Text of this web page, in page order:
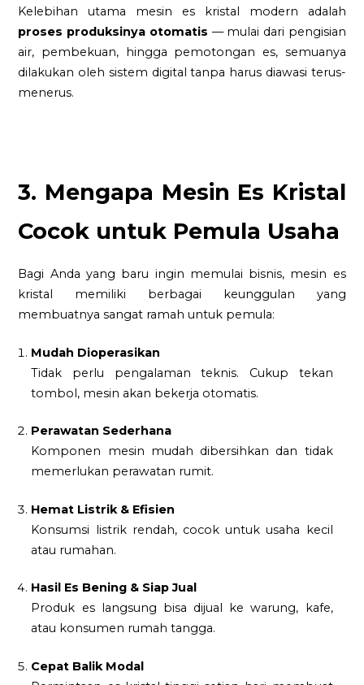
Kelebihan utama mesin es kristal modern adalah
proses produksinya otomatis — mulai dari pengisian
air, pembekuan, hingga pemotongan es, semuanya
dilakukan oleh sistem digital tanpa harus diawasi terus-
menerus.
3. Mengapa Mesin Es Kristal
Cocok untuk Pemula Usaha
Bagi Anda yang baru ingin memulai bisnis, mesin es
kristal memiliki berbagai keunggulan yang
membuatnya sangat ramah untuk pemula:
Mudah Dioperasikan
Tidak perlu pengalaman teknis. Cukup tekan
tombol, mesin akan bekerja otomatis.
Perawatan Sederhana
Komponen mesin mudah dibersihkan dan tidak
memerlukan perawatan rumit.
Hemat Listrik & Efisien
Konsumsi listrik rendah, cocok untuk usaha kecil
atau rumahan.
Hasil Es Bening & Siap Jual
Produk es langsung bisa dijual ke warung, kafe,
atau konsumen rumah tangga.
Cepat Balik Modal